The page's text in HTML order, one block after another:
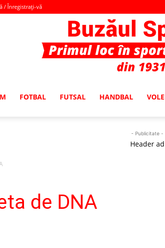
/ Înregistrați-vă
FOTBAL FUTSAL HANDBAL
- Publicitate -
Header ad
de DNA